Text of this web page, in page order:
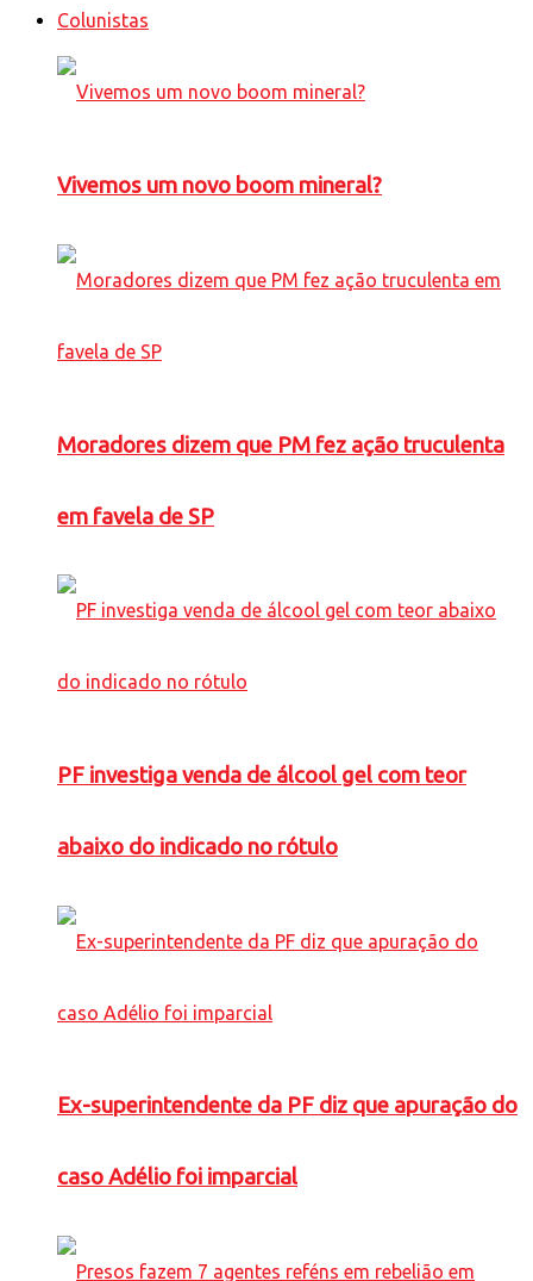
Colunistas
Vivemos um novo boom mineral?
Moradores dizem que PM fez ação truculenta
em favela de SP
PF investiga venda de álcool gel com teor
abaixo do indicado no rótulo
Ex-superintendente da PF diz que apuração do
caso Adélio foi imparcial